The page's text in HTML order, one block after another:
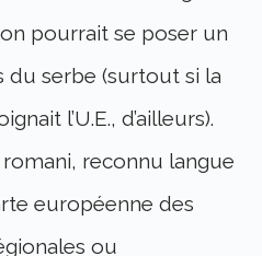
pourrait se poser un
du serbe (surtout si la
l’U.E., d’ailleurs).
reconnu langue
européenne des
ou